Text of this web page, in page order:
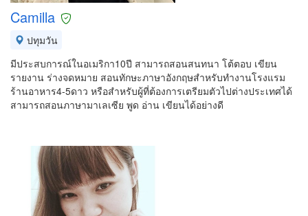
Camilla
ปทุมวัน
มีประสบการณ์ในอเมริกา10ปี สามารถสอนสนทนา โต้ตอบ เขียน
รายงาน ร่างจดหมาย สอนทักษะภาษาอังกฤษสำหรับทำงานโรงแรม
ร้านอาหาร4-5ดาว หรือสำหรับผู้ที่ต้องการเตรียมตัวไปต่างประเทศได้
สามารถสอนภาษามาเลเซีย พูด อ่าน เขียนได้อย่างดี